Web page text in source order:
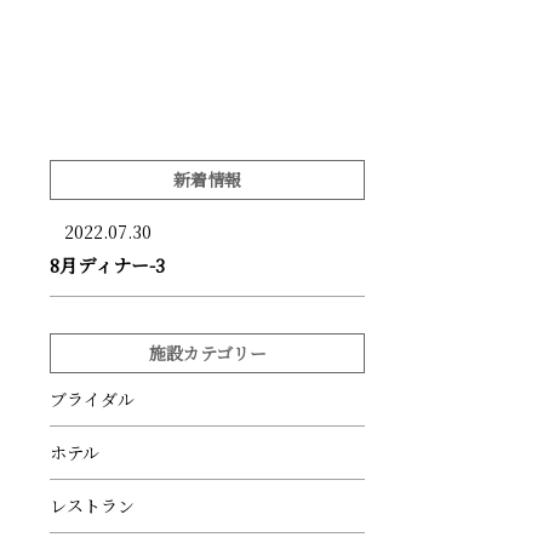
新着情報
2022.07.30
8月ディナー-3
施設カテゴリー
ブライダル
ホテル
レストラン